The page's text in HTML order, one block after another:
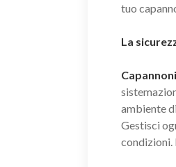
tuo
La
ambiente
Gestisci
condizioni.